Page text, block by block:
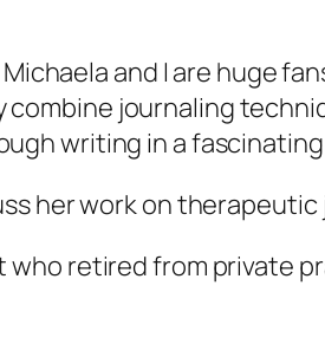
and I are huge
combine journaling
writing in a
her work on
who retired from private